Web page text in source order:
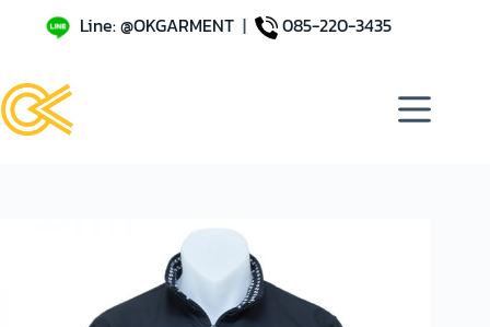
Line: @OKGARMENT| 085-220-3435